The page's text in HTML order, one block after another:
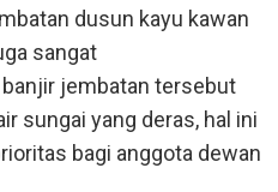
dusun kayu kawan
sangat
jembatan tersebut
sungai yang deras, hal ini
bagi anggota dewan